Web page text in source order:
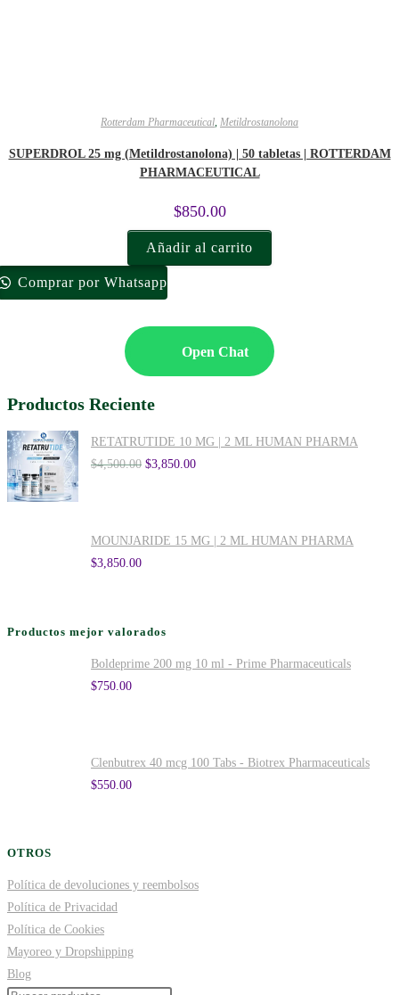
Rotterdam Pharmaceutical, Metildrostanolona
SUPERDROL 25 mg (Metildrostanolona) | 50 tabletas | ROTTERDAM
PHARMACEUTICAL
$850.00
Añadir al carrito
Comprar por Whatsapp
Open Chat
Productos Reciente
RETATRUTIDE 10 MG | 2 ML HUMAN PHARMA
$4,500.00 $3,850.00
MOUNJARIDE 15 MG | 2 ML HUMAN PHARMA
$3,850.00
Productos mejor valorados
Boldeprime 200 mg 10 ml - Prime Pharmaceuticals
$750.00
Clenbutrex 40 mcg 100 Tabs - Biotrex Pharmaceuticals
$550.00
OTROS
Política de devoluciones y reembolsos
Política de Privacidad
Política de Cookies
Mayoreo y Dropshipping
Blog